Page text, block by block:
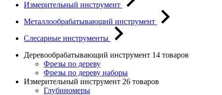
Измерительный инструмент
Металлообрабатывающий инструмент
Слесарные инструменты
Деревообрабатывающий инструмент 14 товаров
Фрезы по дереву
Фрезы по дереву наборы
Измерительный инструмент 26 товаров
Глубиномеры